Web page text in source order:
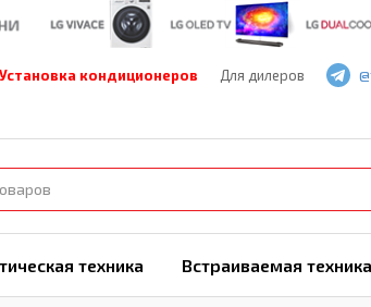
Установка кондиционеров Для дилеров
техника Встраиваемая техника